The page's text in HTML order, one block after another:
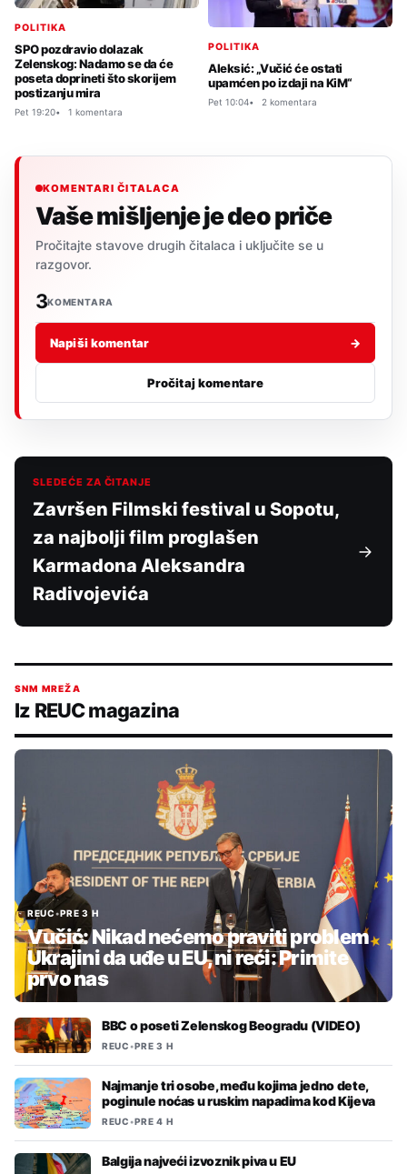
POLITIKA
SPO pozdravio dolazak
Zelenskog: Nadamo se da će
poseta doprineti što skorijem
postizanju mira
Pet 19:20 1 komentara
POLITIKA
Aleksić: „Vučić će ostati
upamćen po izdaji na KiM“
Pet 10:04 2 komentara
KOMENTARI ČITALACA
Vaše mišljenje je deo priče
Pročitajte stavove drugih čitalaca i uključite se u
razgovor.
3KOMENTARA
Napiši komentar →
Pročitaj komentare
SLEDEĆE ZA ČITANJE
Završen Filmski festival u Sopotu,
za najbolji film proglašen
Karmadona Aleksandra
Radivojevića
SNM MREŽA
Iz REUC magazina
REUC•PRE 3 H
Vučić: Nikad nećemo praviti problem
Ukrajini da uđe u EU, ni reći: Primite
prvo nas
BBC o poseti Zelenskog Beogradu (VIDEO)
REUC•PRE 3 H
Najmanje tri osobe, među kojima jedno dete,
poginule noćas u ruskim napadima kod Kijeva
REUC•PRE 4 H
Balgija najveći izvoznik piva u EU